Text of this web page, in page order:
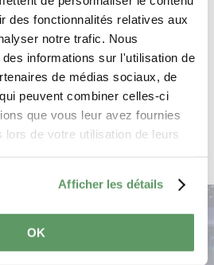
des fonctionnalités relatives aux
notre trafic. Nous
informations sur l'utilisation de
de médias sociaux, de
peuvent combiner celles-ci
que vous leur avez fournies
lors de votre utilisation de leurs
Afficher les détails
OK
Klänge und
Glücklich und beschwingt
nach Hause.
Mehr erfahren